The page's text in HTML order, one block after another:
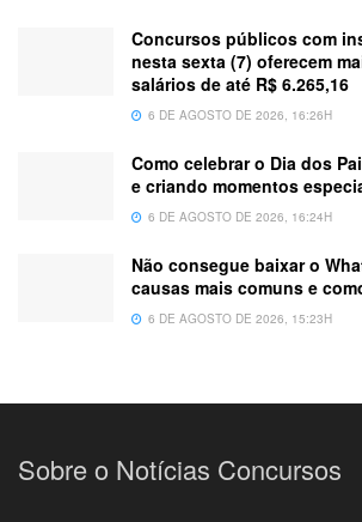
Concursos públicos com
nesta sexta (7) oferecem
salários de até R$ 6.265,16
6 DE AGOSTO DE 2026, 16:26H
Como celebrar o Dia dos
e criando momentos
6 DE AGOSTO DE 2026, 16:24H
Não consegue baixar o
causas mais comuns e
6 DE AGOSTO DE 2026, 15:23H
Sobre o Notícias Concursos